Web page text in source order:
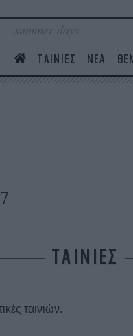
summer days
ΤΑΙΝΙΕΣ ΝΕΑ
ΤΑΙΝΙΕΣ
ταινιών.